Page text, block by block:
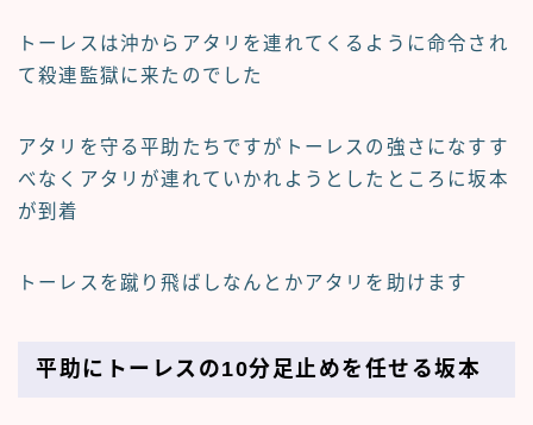
トーレスは沖からアタリを連れてくるように命令され
て殺連監獄に来たのでした
アタリを守る平助たちですがトーレスの強さになすす
べなくアタリが連れていかれようとしたところに坂本
が到着
トーレスを蹴り飛ばしなんとかアタリを助けます
平助にトーレスの10分足止めを任せる坂本